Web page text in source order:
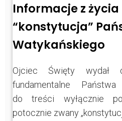
Informacje z życia
“konstytucja”
Watykańskiego
Ojciec Święty wydał
fundamentalne
do treści wyłącznie
potocznie zwany